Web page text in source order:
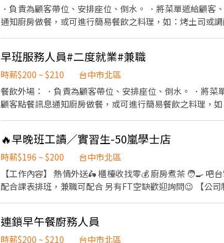
．負責為顧客帶位、安排座位、倒水。 ．將菜單遞給顧
通知廚房做餐，或可進行簡易餐飲之料理，如：烤土司或
帶服務。
早班服務人員#二度就業#兼職
時薪$200 ~ $210
台中市北區
餐飲外場： ．負責為顧客帶位、安排座位、倒水。 ．將
顧客點餐訊息通知廚房做餐，或可進行簡易餐飲之料理，
重量。 ．負責擺盤、打包外帶服務。
🔥早晚班工讀／實習生-50嵐學士店
時薪$196 ~ $200
台中市北區
【工作內容】 熱情外送🛵 櫃檯收找零💰 廚房煮茶 🧑‍🍳
配合課表排班，兼職可配合 另有FT空缺歡迎詢問😉 【公
連鎖早午餐廚務人員
時薪$200 ~ $210
台中市北區